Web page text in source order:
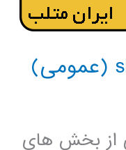
از بخش های